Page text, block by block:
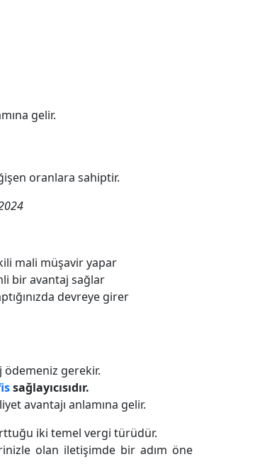
gelir.
oranlara sahiptir.
mali müşavir yapar
bir avantaj sağlar
devreye girer
gerekir.
sağlayıcısıdır.
avantajı anlamına gelir.
iki temel vergi türüdür.
olan iletişimde bir adım öne